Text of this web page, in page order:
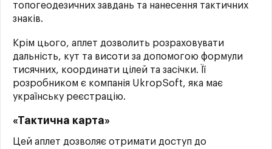
топогеодезичних завдань та нанесення тактичних
знаків.
Крім цього, аплет дозволить розраховувати
дальність, кут та висоти за допомогою формули
тисячних, координати цілей та засічки. Її
розробником є ​​компанія UkropSoft, яка має
українську реєстрацію.
«Тактична карта»
Цей аплет дозволяє отримати доступ до